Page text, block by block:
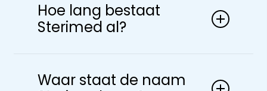
zorgpersoneel en beleidsmakers in diverse
zorginstellingen. Praktijk ervaringen in combinatie
met gedegen productkennis is iets wat wij graag
Hoe lang bestaat
Sterimed al?
Wat begon in de kelder van zijn woonhuis in Riemst,
het verhuren van XXL-materialen en handelsagent
Waar staat de naam